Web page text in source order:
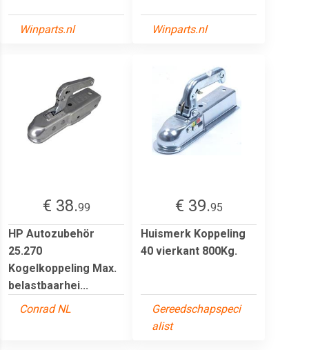
Winparts.nl Winparts.nl
€ 38.99
HP Autozubehör
25.270
Kogelkoppeling Max.
belastbaarhei...
Conrad NL
€ 39.95
Huismerk Koppeling
40 vierkant 800Kg.
Gereedschapspeci
alist